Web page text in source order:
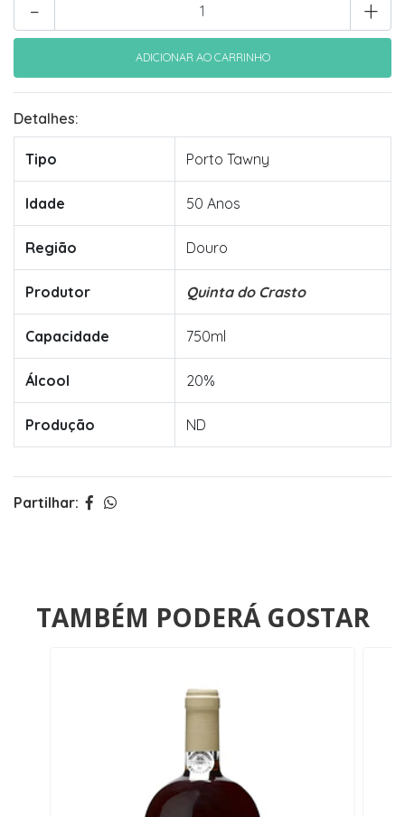
+
-
Detalhes:
Tipo Porto Tawny
Idade 50 Anos
Região Douro
Produtor Quinta do Crasto
Capacidade 750ml
Álcool 20%
Produção ND
Partilhar:
TAMBÉM PODERÁ GOSTAR